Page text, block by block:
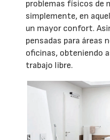
problemas físicos de
simplemente, en
un mayor confort.
pensadas para áreas
oficinas, obteniendo
trabajo libre.